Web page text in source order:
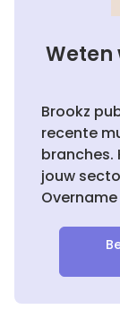
Weten
Brookz
recente
branches.
jouw